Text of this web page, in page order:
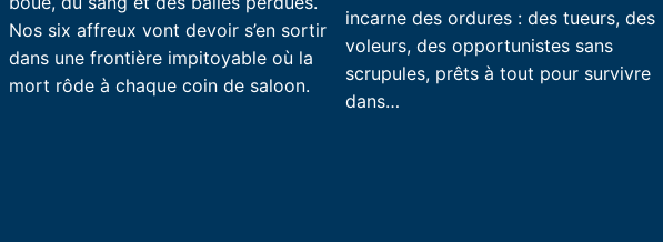
Nos six affreux vont devoir s’en sortir
dans une frontière impitoyable où la
mort rôde à chaque coin de saloon.
incarne des ordures : des tueurs, des
voleurs, des opportunistes sans
scrupules, prêts à tout pour survivre
dans…